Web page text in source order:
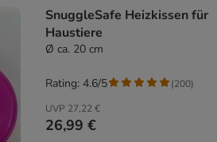
SnuggleSafe Heizkissen für
Haustiere
Ø ca. 20 cm
UVP 27,22 €
26,99 €
Rating: 4.6/5 (200)